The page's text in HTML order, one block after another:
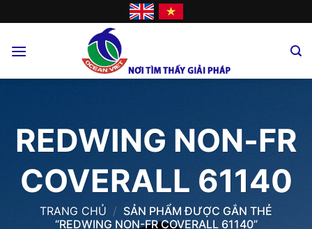
to
REDWING NON-FR
COVERALL 61140
TRANG CHỦ / SẢN PHẨM ĐƯỢC GẮN THẺ
“REDWING NON-FR COVERALL 61140”